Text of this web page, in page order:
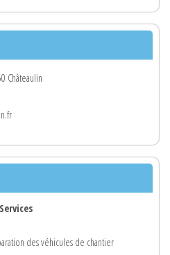
Châteaulin
Services
des véhicules de chantier